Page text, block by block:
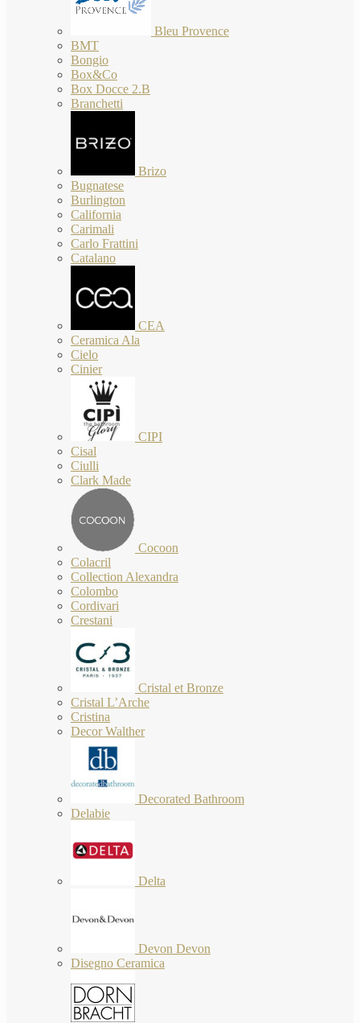
Bleu Provence
BMT
Bongio
Box&Co
Box Docce 2.B
Branchetti
Brizo
Bugnatese
Burlington
California
Carimali
Carlo Frattini
Catalano
CEA
Ceramica Ala
Cielo
Cinier
CIPI
Cisal
Ciulli
Clark Made
Cocoon
Colacril
Collection Alexandra
Colombo
Cordivari
Crestani
Cristal et Bronze
Cristal L’Arche
Cristina
Decor Walther
Decorated Bathroom
Delabie
Delta
Devon Devon
Disegno Ceramica